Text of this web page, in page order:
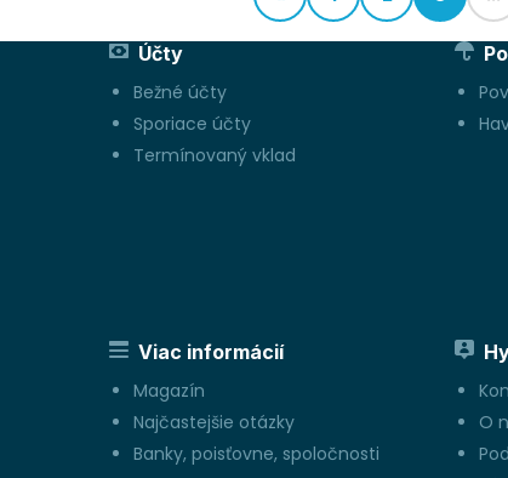
Účty
Bežné účty
Sporiace účty
Termínovaný vklad
Viac informácií
Magazín
Najčastejšie otázky
Banky, poisťovne, spoločnosti
O